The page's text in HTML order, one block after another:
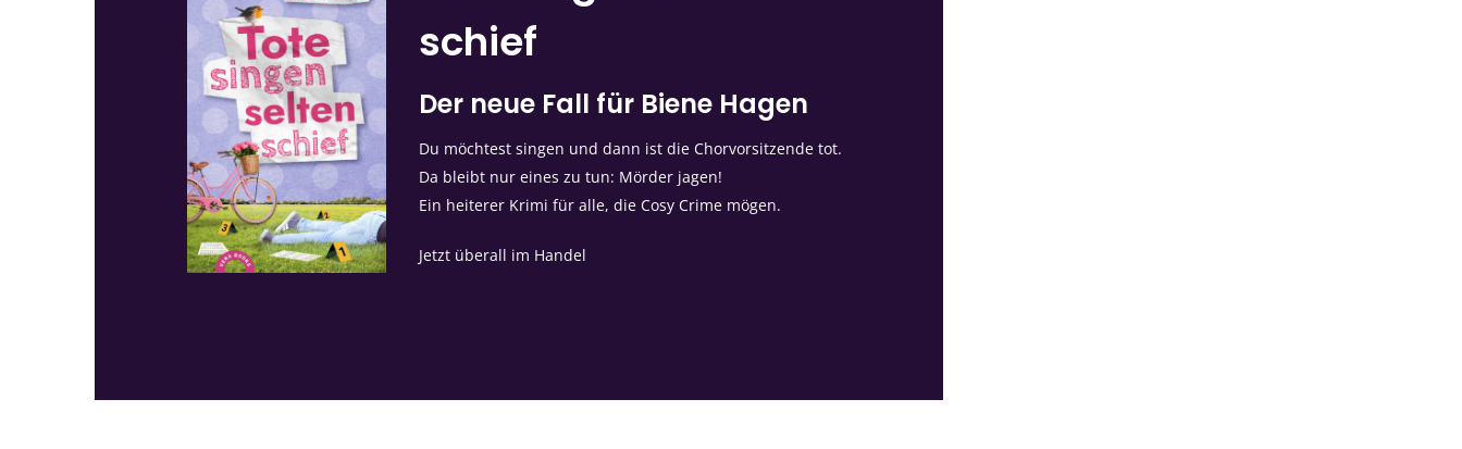
schief
Der neue Fall für Biene Hagen
Du möchtest singen und dann ist die Chorvorsitzende tot.
Da bleibt nur eines zu tun: Mörder jagen!
Ein heiterer Krimi für alle, die Cosy Crime mögen.
Jetzt überall im Handel